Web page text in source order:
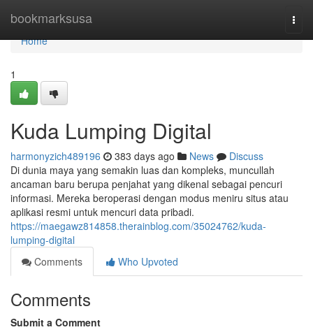
bookmarksusa
Home
Home
1
Kuda Lumping Digital
harmonyzich489196 383 days ago News
Discuss
Di dunia maya yang semakin luas dan kompleks, muncullah
ancaman baru berupa penjahat yang dikenal sebagai pencuri
informasi. Mereka beroperasi dengan modus meniru situs atau
aplikasi resmi untuk mencuri data pribadi.
https://maegawz814858.therainblog.com/35024762/kuda-
lumping-digital
Comments
Who Upvoted
Comments
Submit a Comment